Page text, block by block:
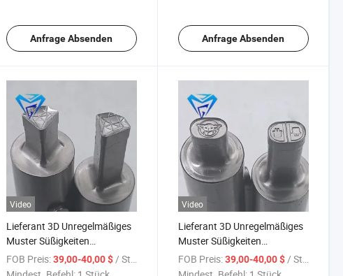
Anfrage Absenden Anfrage Absenden
Video
Lieferant 3D Unregelmäßiges
Muster Süßigkeiten
Presseform Zp Maschine
Form für Rotationsfabrik
FOB Preis: 39,00-40,00 $ / Stück
Video
Lieferant 3D Unregelmäßiges
Muster Süßigkeiten
Presseform Zp Maschine
Form für maßgeschneiderte
FOB Preis: 39,00-40,00 $ / Stück